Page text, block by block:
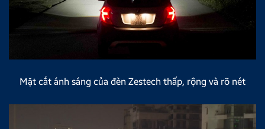
Mặt cắt ánh sáng của đèn Zestech thấp, rộng và rõ nét